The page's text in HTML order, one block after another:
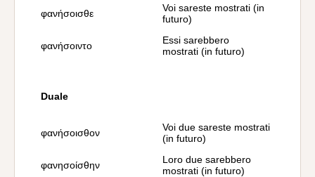
φανήσοισθε
Voi sareste mostrati (in
futuro)
φανήσοιντο
Essi sarebbero
mostrati (in futuro)
Duale
φανήσοισθον
Voi due sareste mostrati
(in futuro)
φανησοίσθην
Loro due sarebbero
mostrati (in futuro)